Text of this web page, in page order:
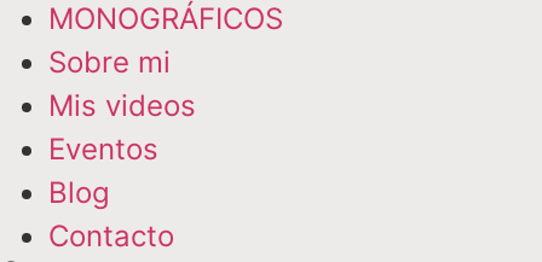
MONOGRÁFICOS
Sobre mi
Mis videos
Eventos
Blog
Contacto